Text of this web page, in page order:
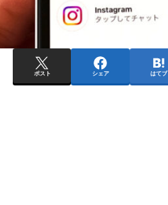
ポスト シェア はてブ